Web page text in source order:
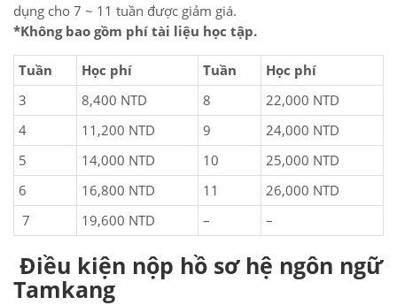
dụng cho 7 ~ 11 tuần được giảm giá.
*Không bao gồm phí tài liệu học tập.
Tuần Học phí Tuần
Học phí
3
8,400 NTD 8
22,000 NTD
4
11,200 NTD 9
24,000 NTD
5
14,000 NTD 10
25,000 NTD
6
16,800 NTD 11
26,000 NTD
7
19,600 NTD – –
Điều kiện nộp hồ sơ hệ ngôn ngữ
Tamkang